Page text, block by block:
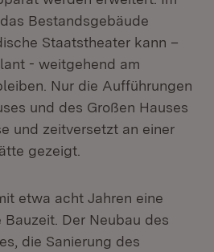
Bestandsgebäude
Staatstheater kann –
- weitgehend am
Nur die Aufführungen
und des Großen Hauses
und zeitversetzt an einer
gezeigt.
etwa acht Jahren eine
Der Neubau des
die Sanierung des